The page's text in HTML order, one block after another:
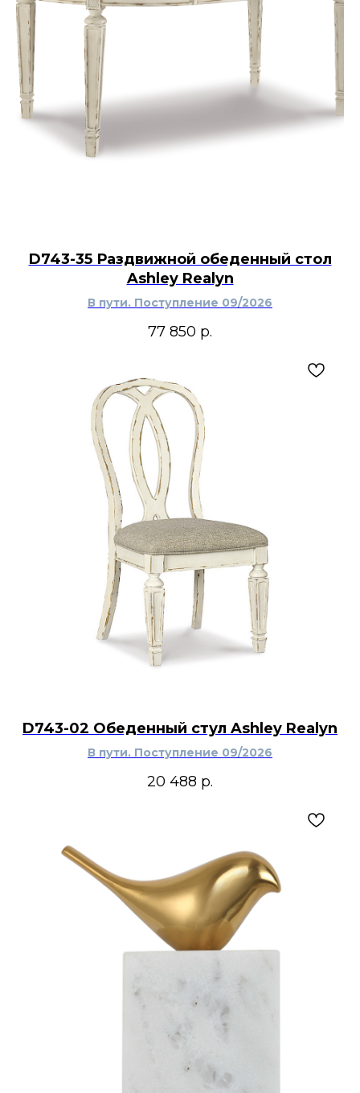
D743-35 Раздвижной обеденный стол
Ashley Realyn
В пути. Поступление 09/2026
77 850 р.
D743-02 Обеденный стул Ashley Realyn
В пути. Поступление 09/2026
20 488 р.